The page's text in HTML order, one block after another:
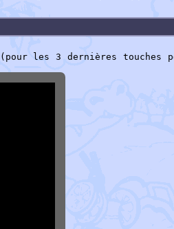
(pour les 3 dernières touches